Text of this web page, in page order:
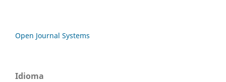
Open Journal Systems
Idioma